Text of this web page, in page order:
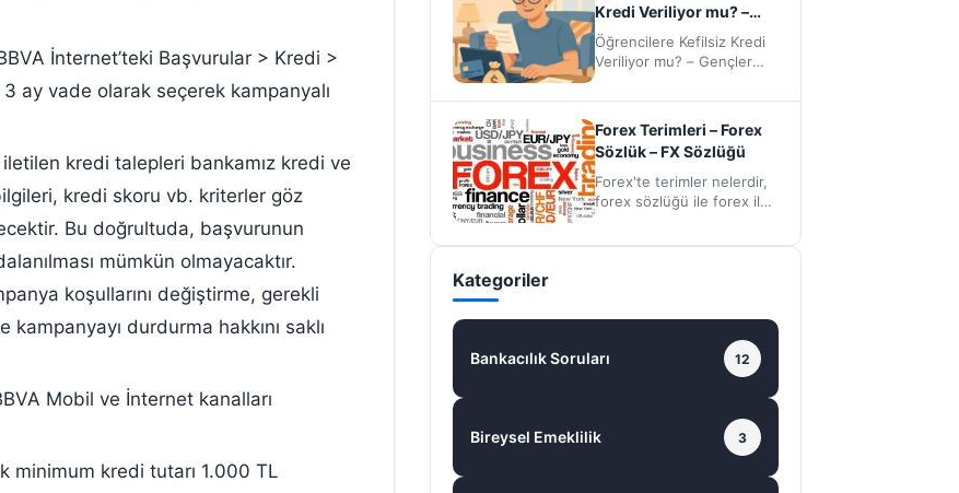
İnternet’teki Başvurular > Kredi >
ay vade olarak seçerek kampanyalı
kredi talepleri bankamız kredi ve
kredi skoru vb. kriterler göz
Bu doğrultuda, başvurunun
mümkün olmayacaktır.
koşullarını değiştirme, gerekli
durdurma hakkını saklı
Mobil ve İnternet kanalları
minimum kredi tutarı 1.000 TL
Kredi Veriliyor mu? –
Gençler İçin Finansal
Fırsatlar
Öğrencilere Kefilsiz Kredi
Veriliyor mu? – Gençler
Öğrenciler Kefilsiz Kredi
Alabilir mi? Üniversite…
Forex Terimleri – Forex
Sözlük – FX Sözlüğü
Forex'te terimler nelerdir,
forex sözlüğü ile forex ile
Kategoriler
Bankacılık Soruları 12
Bireysel Emeklilik 3